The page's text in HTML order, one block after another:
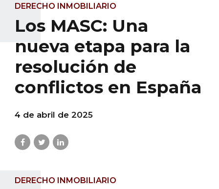
DERECHO INMOBILIARIO
Los MASC: Una
nueva etapa para la
resolución de
conflictos en España
4 de abril de 2025
DERECHO INMOBILIARIO